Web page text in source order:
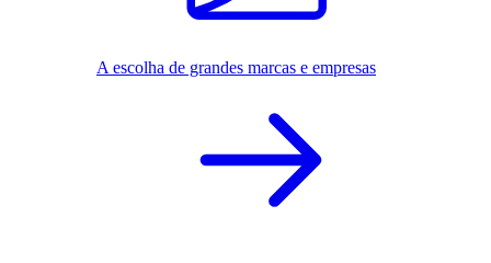
A escolha de grandes marcas e empresas